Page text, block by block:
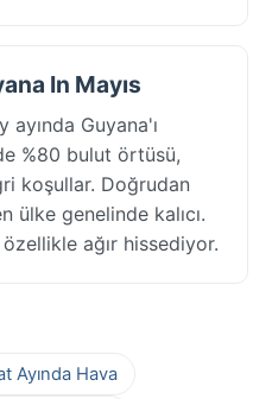
In Mayıs
Guyana'ı
%80 bulut örtüsü,
koşullar. Doğrudan
ülke genelinde kalıcı.
ağır hissediyor.
Ayında Hava